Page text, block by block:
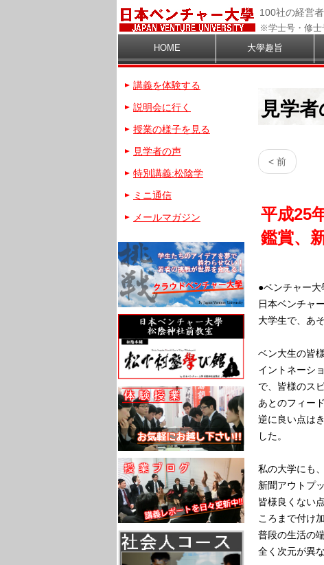
100社の経営
※学士号・修士
HOME 大學趣旨
見学
< 前
平成25
鑑賞、
●ベンチャー大
日本ベンチャ
大学生で、あ
ベン大生の皆
イントネーシ
で、皆様のス
あとのフィー
逆に良い点は
した。
私の大学にも
新聞アウトプ
皆様良くない
ころまで付け
普段の生活の
全く次元が異
講義を体験する
説明会に行く
授業の様子を見る
見学者の声
特別講義:松陰学
ミニ通信
メールマガジン